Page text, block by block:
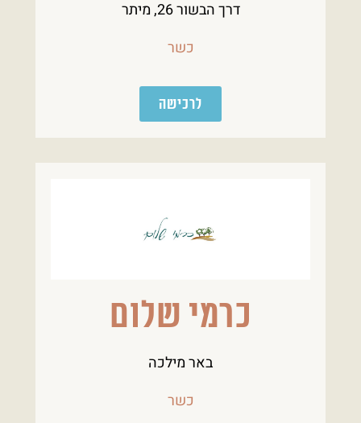
דרך הבשור 26, מיתר
כשר
לרכישה
כרמי שלום
באר מילכה
כשר